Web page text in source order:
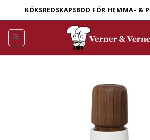
to
content
KÖKSREDSKAPSBOD FÖR HEMMA- &